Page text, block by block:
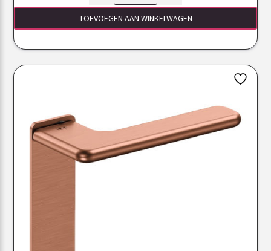
TOEVOEGEN AAN WINKELWAGEN